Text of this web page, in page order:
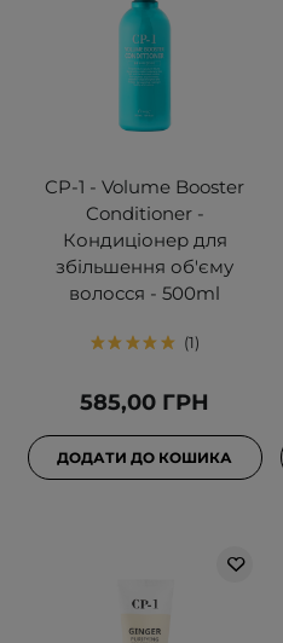
CP-1 - Volume Booster
Conditioner -
Кондиціонер для
збільшення об'єму
волосся - 500ml
1
585,00 ГРН
ДОДАТИ ДО КОШИКА